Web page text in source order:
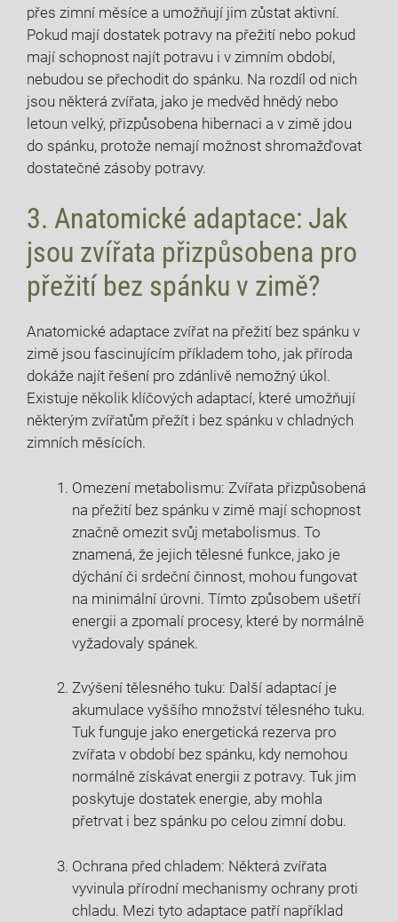
přes zimní měsíce a umožňují jim zůstat aktivní.
Pokud mají dostatek potravy na přežití nebo pokud
mají schopnost najít potravu i v zimním období,
nebudou se přechodit do spánku. Na rozdíl od nich
jsou některá zvířata, jako je medvěd hnědý nebo
letoun velký, přizpůsobena hibernaci a v zimě jdou
do spánku, protože nemají možnost shromažďovat
dostatečné zásoby potravy.
3. Anatomické adaptace: Jak
jsou zvířata přizpůsobena pro
přežití bez spánku v zimě?
Anatomické adaptace zvířat na přežití bez spánku v
zimě jsou fascinujícím příkladem toho, jak příroda
dokáže najít řešení pro zdánlivě nemožný úkol.
Existuje několik klíčových adaptací, které umožňují
některým zvířatům přežít i bez spánku v chladných
zimních měsících.
Omezení metabolismu: Zvířata přizpůsobená
na přežití bez spánku v zimě mají schopnost
značně omezit svůj metabolismus. To
znamená, že jejich tělesné funkce, jako je
dýchání či srdeční činnost, mohou fungovat
na minimální úrovni. Tímto způsobem ušetří
energii a zpomalí procesy, které by normálně
vyžadovaly spánek.
Zvýšení tělesného tuku: Další adaptací je
akumulace vyššího množství tělesného tuku.
Tuk funguje jako energetická rezerva pro
zvířata v období bez spánku, kdy nemohou
normálně získávat energii z potravy. Tuk jim
poskytuje dostatek energie, aby mohla
přetrvat i bez spánku po celou zimní dobu.
Ochrana před chladem: Některá zvířata
vyvinula přírodní mechanismy ochrany proti
chladu. Mezi tyto adaptace patří například